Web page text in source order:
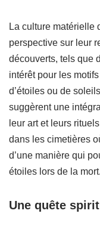
La culture matérielle
perspective sur leur
découverts, tels que
intérêt pour les
d’étoiles ou de
suggèrent une
leur art et leurs
dans les cimetières
d’une manière qui
étoiles lors de la mort.
Une quête